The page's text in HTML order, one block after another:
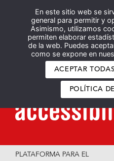
En este sitio web se
general para permitir y
Asimismo, utilizamos
permiten elaborar
de la web. Puedes
como se expone en
ACEPTAR
POLÍTICA
PLATAFORMA PARA EL